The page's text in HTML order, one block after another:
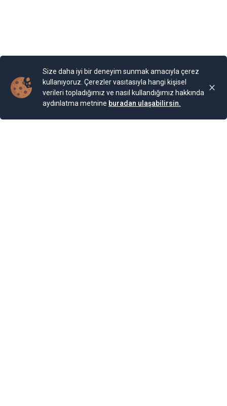
Yenigun
Size daha iyi bir deneyim sunmak amacıyla çerez
kullanıyoruz. Çerezler vasıtasıyla hangi kişisel
verileri topladığımız ve nasıl kullandığımız hakkında
aydınlatma metnine buradan ulaşabilirsin.